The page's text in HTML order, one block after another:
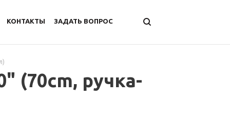
КОНТАКТЫ ЗАДАТЬ ВОПРОС
(70cm, ручка-